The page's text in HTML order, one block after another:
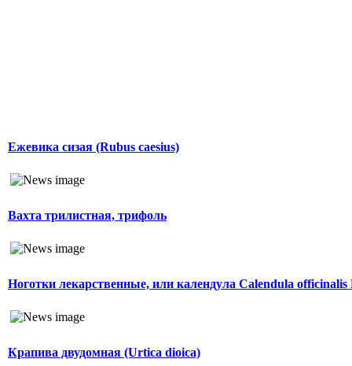
Ежевика сизая (Rubus caesius)
Вахта трилистная, трифоль
Ноготки лекарственные, или календула Calendula officinalis
Крапива двудомная (Urtica dioica)